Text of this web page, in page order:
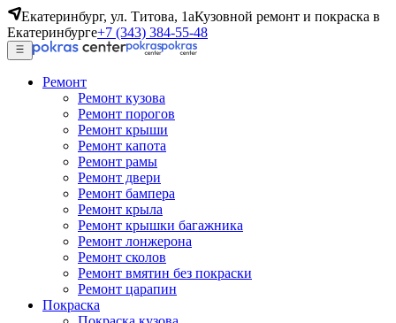
Екатеринбург, ул. Титова, 1аКузовной ремонт и покраска в
Екатеринбурге+7 (343) 384-55-48
Ремонт
Ремонт кузова
Ремонт порогов
Ремонт крыши
Ремонт капота
Ремонт рамы
Ремонт двери
Ремонт бампера
Ремонт крыла
Ремонт крышки багажника
Ремонт лонжерона
Ремонт сколов
Ремонт вмятин без покраски
Ремонт царапин
Покраска